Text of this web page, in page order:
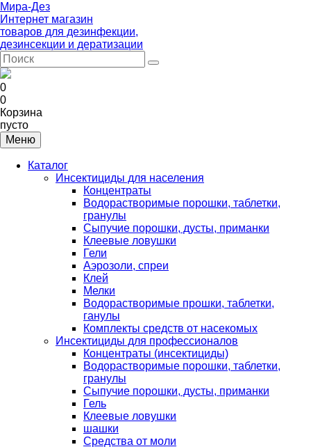
Мира-Дез
Интернет магазин
товаров для дезинфекции,
дезинсекции и дератизации
0
0
Корзина
пусто
Меню
Каталог
Инсектициды для населения
Концентраты
Водорастворимые порошки, таблетки,
гранулы
Сыпучие порошки, дусты, приманки
Клеевые ловушки
Гели
Аэрозоли, спреи
Клей
Мелки
Водорастворимые прошки, таблетки,
ганулы
Комплекты средств от насекомых
Инсектициды для профессионалов
Концентраты (инсектициды)
Водорастворимые порошки, таблетки,
гранулы
Сыпучие порошки, дусты, приманки
Гель
Клеевые ловушки
шашки
Средства от моли